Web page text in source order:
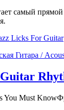
самый
Licks For Guitar
Гитара /